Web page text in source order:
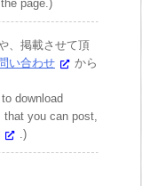
page.)
、掲載させて頂
い合わせ
から
download
that you can post,
.)